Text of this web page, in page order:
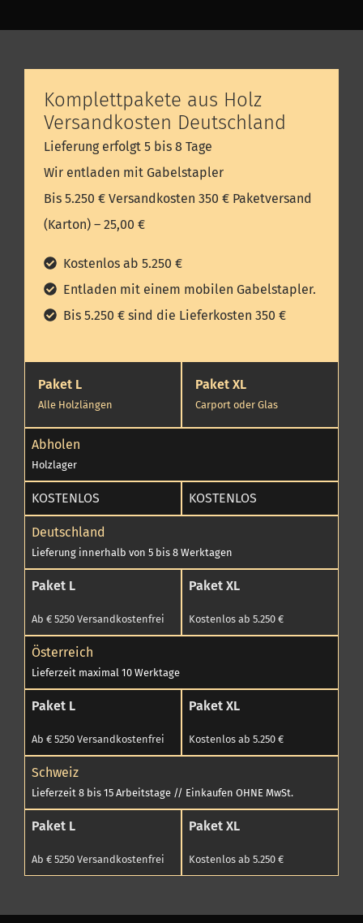
Komplettpakete aus Holz
Versandkosten Deutschland
Lieferung erfolgt 5 bis 8 Tage
Wir entladen mit Gabelstapler
Bis 5.250 € Versandkosten 350 € Paketversand
(Karton) – 25,00 €
Kostenlos ab 5.250 €
Entladen mit einem mobilen Gabelstapler.
Bis 5.250 € sind die Lieferkosten 350 €
Paket L
Alle Holzlängen
Paket XL
Carport oder Glas
Abholen
Holzlager
KOSTENLOS KOSTENLOS
Deutschland
Lieferung innerhalb von 5 bis 8 Werktagen
Paket L
Ab € 5250 Versandkostenfrei
Paket XL
Kostenlos ab 5.250 €
Österreich
Lieferzeit maximal 10 Werktage
Paket L
Ab € 5250 Versandkostenfrei
Paket XL
Kostenlos ab 5.250 €
Schweiz
Lieferzeit 8 bis 15 Arbeitstage // Einkaufen OHNE MwSt.
Paket L
Ab € 5250 Versandkostenfrei
Paket XL
Kostenlos ab 5.250 €